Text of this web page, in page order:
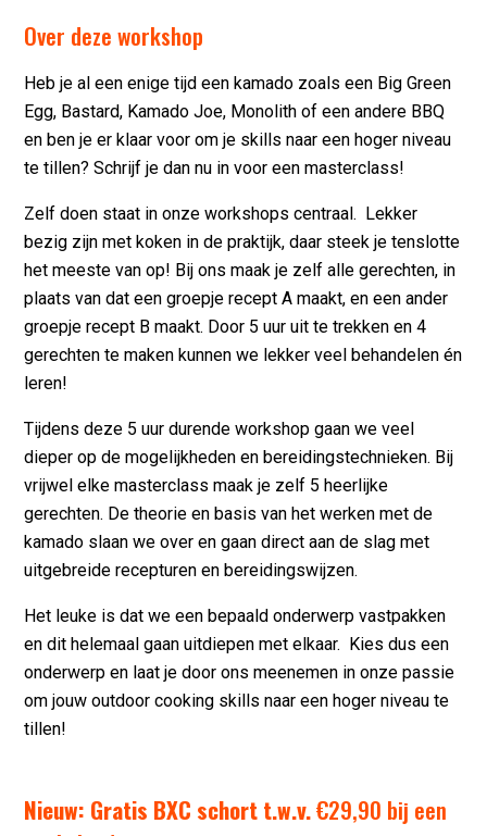
Over deze workshop
Heb je al een enige tijd een kamado zoals een Big Green
Egg, Bastard, Kamado Joe, Monolith of een andere BBQ
en ben je er klaar voor om je skills naar een hoger niveau
te tillen? Schrijf je dan nu in voor een masterclass!
Zelf doen staat in onze workshops centraal. Lekker
bezig zijn met koken in de praktijk, daar steek je tenslotte
het meeste van op! Bij ons maak je zelf alle gerechten, in
plaats van dat een groepje recept A maakt, en een ander
groepje recept B maakt. Door 5 uur uit te trekken en 4
gerechten te maken kunnen we lekker veel behandelen én
leren!
Tijdens deze 5 uur durende workshop gaan we veel
dieper op de mogelijkheden en bereidingstechnieken. Bij
vrijwel elke masterclass maak je zelf 5 heerlijke
gerechten. De theorie en basis van het werken met de
kamado slaan we over en gaan direct aan de slag met
uitgebreide recepturen en bereidingswijzen.
Het leuke is dat we een bepaald onderwerp vastpakken
en dit helemaal gaan uitdiepen met elkaar. Kies dus een
onderwerp en laat je door ons meenemen in onze passie
om jouw outdoor cooking skills naar een hoger niveau te
tillen!
Nieuw: Gratis BXC schort t.w.v.€29,90 bij een